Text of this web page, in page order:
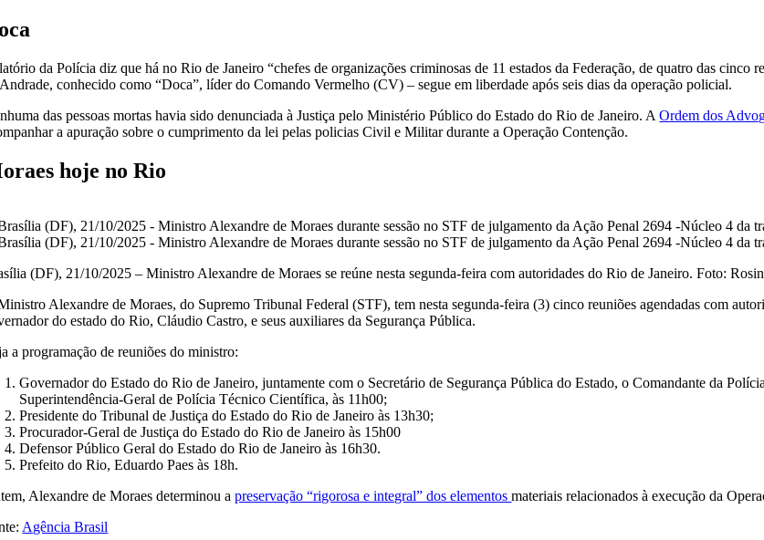
da Polícia diz que há no Rio de Janeiro “chefes de organizações criminosas de 11 estados da Federação, de quatro das
conhecido como “Doca”, líder do Comando Vermelho (CV) – segue em liberdade após seis dias da operação policial.
das pessoas mortas havia sido denunciada à Justiça pelo Ministério Público do Estado do Rio de Janeiro. AOrdem dos
a apuração sobre o cumprimento da lei pelas policias Civil e Militar durante a Operação Contenção.
hoje no Rio
(DF), 21/10/2025 – Ministro Alexandre de Moraes se reúne nesta segunda-feira com autoridades do Rio de Janeiro. Foto:
Alexandre de Moraes, do Supremo Tribunal Federal (STF), tem nesta segunda-feira (3) cinco reuniões agendadas com
do estado do Rio, Cláudio Castro, e seus auxiliares da Segurança Pública.
a programação de reuniões do ministro:
Governador do Estado do Rio de Janeiro, juntamente com o Secretário de Segurança Pública do Estado, o Comandante da
Superintendência-Geral de Polícia Técnico Científica, às 11h00;
Presidente do Tribunal de Justiça do Estado do Rio de Janeiro às 13h30;
Procurador-Geral de Justiça do Estado do Rio de Janeiro às 15h00
Defensor Público Geral do Estado do Rio de Janeiro às 16h30.
Prefeito do Rio, Eduardo Paes às 18h.
Alexandre de Moraes determinou apreservação “rigorosa e integral” dos elementosmateriais relacionados à execução da
Agência Brasil